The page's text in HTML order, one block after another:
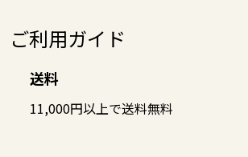
ご利用ガイド
送料
11,000円以上で送料無料